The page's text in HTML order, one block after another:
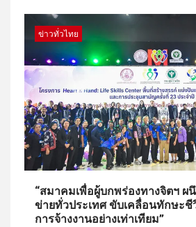
ข่าวทั่วไทย
“สมาคมเพื่อผู้บกพร่องทางจิตฯ ผ
ข่ายทั่วประเทศ ขับเคลื่อนทักษะชี
การจ้างงานอย่างเท่าเทียม”